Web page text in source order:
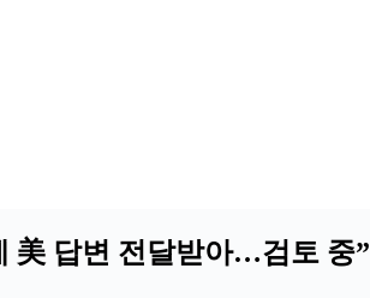
美 답변 전달받아…검토 중”